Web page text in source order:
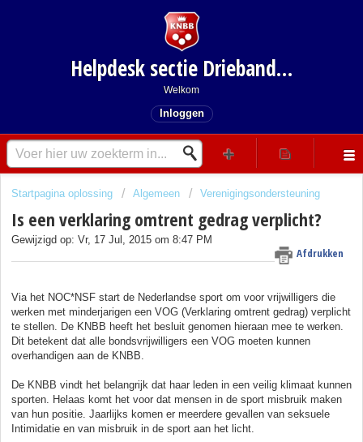
Helpdesk sectie Driebanden
Welkom
Inloggen
Startpagina oplossing Algemeen Verenigingsondersteuning
Is een verklaring omtrent gedrag verplicht?
Afdrukken
Gewijzigd op: Vr, 17 Jul, 2015 om 8:47 PM
Via het NOC*NSF start de Nederlandse sport om voor vrijwilligers die
werken met minderjarigen een VOG (Verklaring omtrent gedrag) verplicht
te stellen. De KNBB heeft het besluit genomen hieraan mee te werken.
Dit betekent dat alle bondsvrijwilligers een VOG moeten kunnen
overhandigen aan de KNBB.
De KNBB vindt het belangrijk dat haar leden in een veilig klimaat kunnen
sporten. Helaas komt het voor dat mensen in de sport misbruik maken
van hun positie. Jaarlijks komen er meerdere gevallen van seksuele
Intimidatie en van misbruik in de sport aan het licht.